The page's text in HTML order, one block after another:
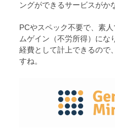
ングができるサービスがか
PCやスペック不要で、素
ムゲイン（不労所得）にな
経費として計上できるので
すね。